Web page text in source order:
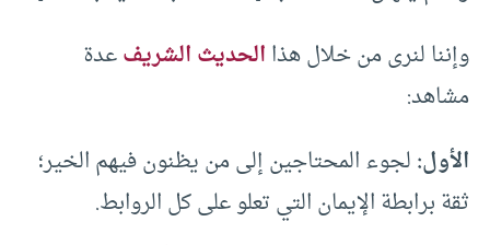
وإننا لنرى من خلال هذاالحديث الشريفعدة
مشاهد:
الأول:لجوء المحتاجين إلى من يظنون فيهم الخير؛
ثقة برابطة الإيمان التي تعلو على كل الروابط.